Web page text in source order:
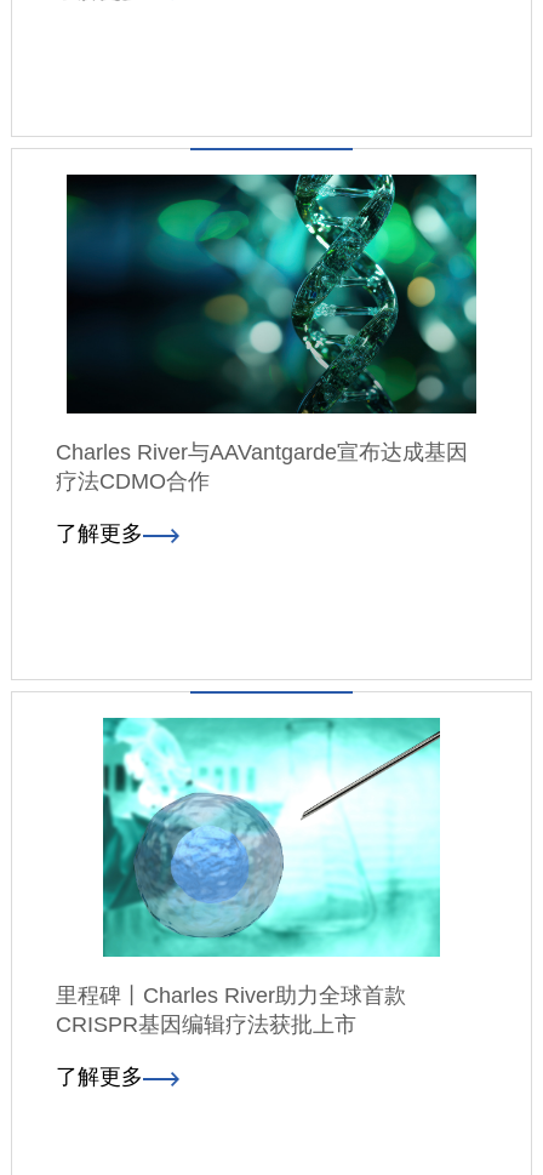
Charles River与AAVantgarde宣布达成基因
疗法CDMO合作
了解更多
里程碑丨Charles River助力全球首款
CRISPR基因编辑疗法获批上市
了解更多